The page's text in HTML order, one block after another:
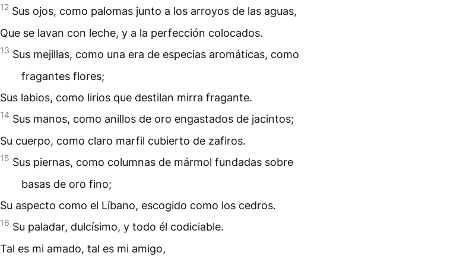
12 Sus ojos, como palomas junto a los arroyos de las aguas,
Que se lavan con leche, y a la perfección colocados.
13 Sus mejillas, como una era de especias aromáticas, como
fragantes flores;
Sus labios, como lirios que destilan mirra fragante.
14 Sus manos, como anillos de oro engastados de jacintos;
Su cuerpo, como claro marfil cubierto de zafiros.
15 Sus piernas, como columnas de mármol fundadas sobre
basas de oro fino;
Su aspecto como el Líbano, escogido como los cedros.
16 Su paladar, dulcísimo, y todo él codiciable.
Tal es mi amado, tal es mi amigo,